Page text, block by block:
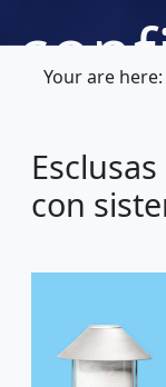
Your are here:
con